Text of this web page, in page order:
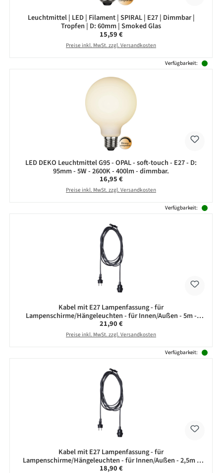
Leuchtmittel | LED | Filament | SPIRAL | E27 | Dimmbar |
Tropfen | D: 60mm | Smoked Glas
Regulärer Preis:
15,59 €
Preise inkl. MwSt. zzgl. Versandkosten
Verfügbarkeit:
LED DEKO Leuchtmittel G95 - OPAL - soft-touch - E27 - D:
95mm - 5W - 2600K - 400lm - dimmbar.
Regulärer Preis:
16,95 €
Preise inkl. MwSt. zzgl. Versandkosten
Verfügbarkeit:
Kabel mit E27 Lampenfassung - für
Lampenschirme/Hängeleuchten - für Innen/Außen - 5m -
schwarz
Regulärer Preis:
21,90 €
Preise inkl. MwSt. zzgl. Versandkosten
Verfügbarkeit:
Kabel mit E27 Lampenfassung - für
Lampenschirme/Hängeleuchten - für Innen/Außen - 2,5m -
schwarz
Regulärer Preis:
18,90 €